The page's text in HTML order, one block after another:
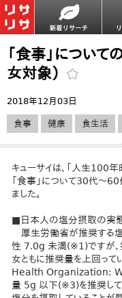
「食事」につい
女対象）
2018年12月03日
食事 健康 食生活
キューサイは、「人生100
「食事」について30代～
ました。
■日本人の塩分摂取の実
厚生労働省が推奨する
性 7.0g 未満(※1)ですが
女ともに推奨量を上回って
Health Organization:
量 5g 以下(※3)を推奨し